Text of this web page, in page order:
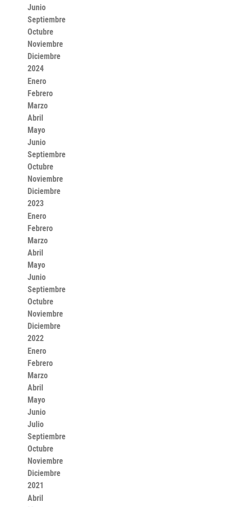
Junio
Septiembre
Octubre
Noviembre
Diciembre
2024
Enero
Febrero
Marzo
Abril
Mayo
Junio
Septiembre
Octubre
Noviembre
Diciembre
2023
Enero
Febrero
Marzo
Abril
Mayo
Junio
Septiembre
Octubre
Noviembre
Diciembre
2022
Enero
Febrero
Marzo
Abril
Mayo
Junio
Julio
Septiembre
Octubre
Noviembre
Diciembre
2021
Abril